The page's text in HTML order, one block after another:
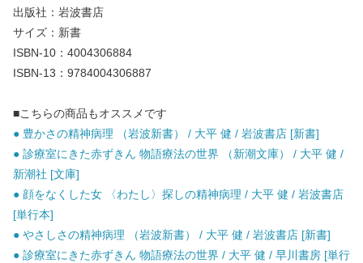
出版社：岩波書店
サイズ：新書
ISBN-10：4004306884
ISBN-13：9784004306887
■こちらの商品もオススメです
● 豊かさの精神病理 （岩波新書） / 大平 健 / 岩波書店 [新書]
● 診療室にきた赤ずきん 物語療法の世界 （新潮文庫） / 大平 健 /
新潮社 [文庫]
● 顔をなくした女 〈わたし〉探しの精神病理 / 大平 健 / 岩波書店
[単行本]
● やさしさの精神病理 （岩波新書） / 大平 健 / 岩波書店 [新書]
● 診療室にきた赤ずきん 物語療法の世界 / 大平 健 / 早川書房 [単行